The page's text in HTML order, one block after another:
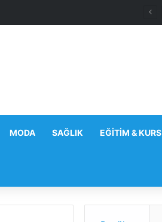
MODA SAĞLIK EĞITIM & KURS